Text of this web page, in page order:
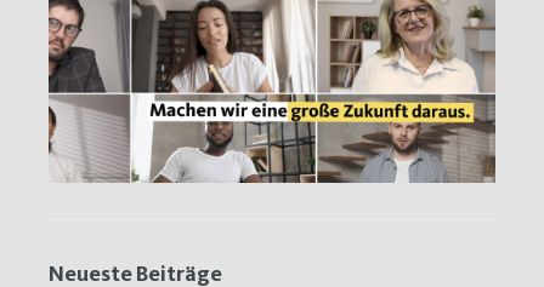
Neueste Beiträge